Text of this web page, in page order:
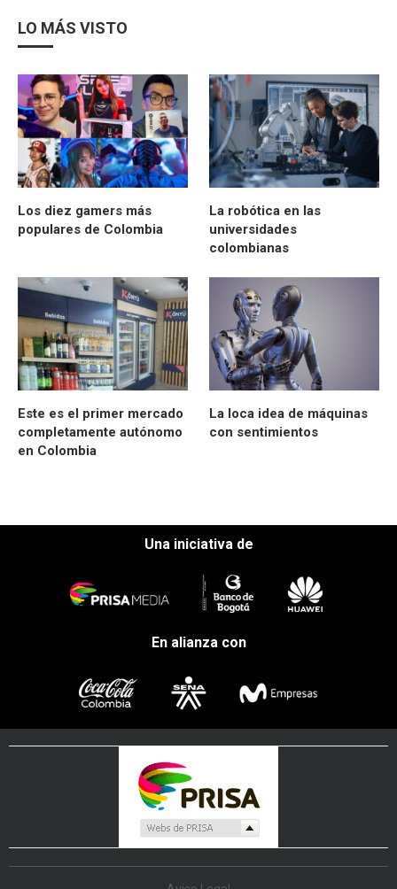
LO MÁS VISTO
Los diez gamers más
populares de Colombia
La robótica en las
universidades
colombianas
Este es el primer mercado
completamente autónomo
en Colombia
La loca idea de máquinas
con sentimientos
Una iniciativa de
En alianza con